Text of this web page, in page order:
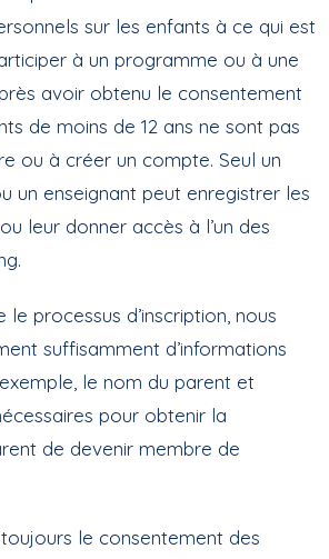
sur les enfants à ce qui est
à un programme ou à une
avoir obtenu le consentement
de moins de 12 ans ne sont pas
ou à créer un compte. Seul un
un enseignant peut enregistrer les
leur donner accès à l’un des
le processus d’inscription, nous
suffisamment d’informations
le nom du parent et
pour obtenir la
de devenir membre de
le consentement des